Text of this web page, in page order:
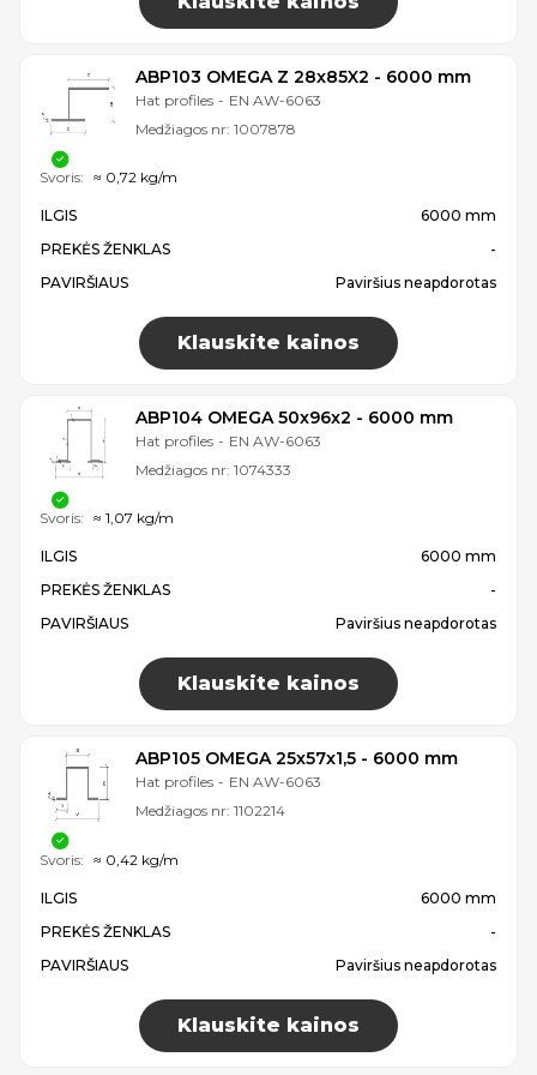
ABP103 OMEGA Z 28x85X2 - 6000 mm
Hat profiles - EN AW-6063
Medžiagos nr: 1007878
ILGIS
6000 mm
PREKĖS ŽENKLAS
-
PAVIRŠIAUS
Paviršius neapdorotas
Klauskite kainos
Svoris: ≈ 0,72 kg/m
ABP104 OMEGA 50x96x2 - 6000 mm
Hat profiles - EN AW-6063
Medžiagos nr: 1074333
ILGIS
6000 mm
PREKĖS ŽENKLAS
-
PAVIRŠIAUS
Paviršius neapdorotas
Klauskite kainos
Svoris: ≈ 1,07 kg/m
ABP105 OMEGA 25x57x1,5 - 6000 mm
Hat profiles - EN AW-6063
Medžiagos nr: 1102214
ILGIS
6000 mm
PREKĖS ŽENKLAS
-
PAVIRŠIAUS
Paviršius neapdorotas
Klauskite kainos
Svoris: ≈ 0,42 kg/m